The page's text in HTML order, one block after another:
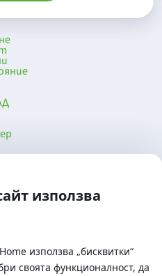
използва
използва „бисквитки“
своята функционалност, да
ДСК